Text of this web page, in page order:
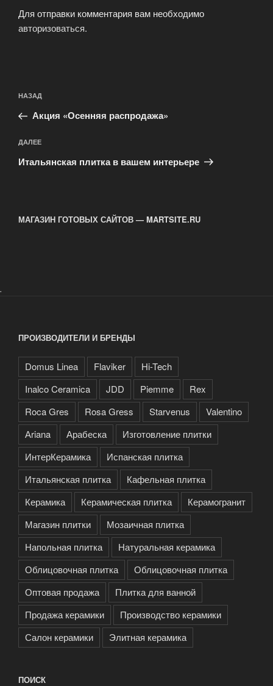
Для отправки комментария вам необходимо
авторизоваться.
по
записям
Предыдущая
запись:
НАЗАД
Акция «Осенняя распродажа»
Следующая
запись
ДАЛЕЕ
Итальянская плитка в вашем интерьере
МАГАЗИН ГОТОВЫХ САЙТОВ — MARTSITE.RU
.
ПРОИЗВОДИТЕЛИ И БРЕНДЫ
Domus Linea Flaviker
Hi-Tech
Inalco Ceramica
JDD Piemme
Rex
Roca Gres
Rosa Gress Starvenus
Valentino
Аriana
Арабеска
Изготовление плитки
ИнтерКерамика
Испанская плитка
Итальянская плитка
Кафельная плитка
Керамика
Керамическая плитка
Керамогранит
Магазин плитки
Мозаичная плитка
Напольная плитка
Натуральная керамика
Облицовочная плитка
Облицовочная плитка
Оптовая продажа
Плитка для ванной
Продажа керамики
Производство керамики
Салон керамики
Элитная керамика
ПОИСК